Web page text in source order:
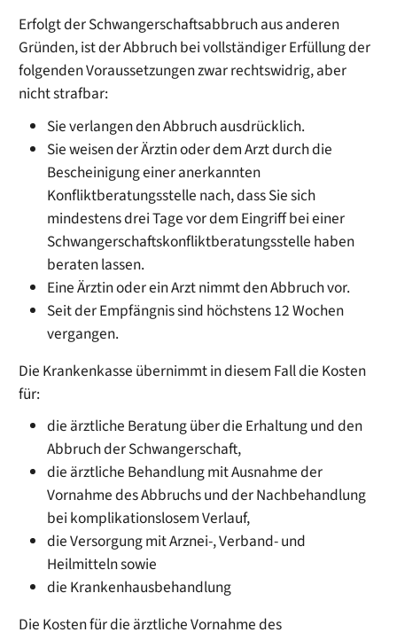
Erfolgt der Schwangerschaftsabbruch aus anderen
Gründen, ist der Abbruch bei vollständiger Erfüllung der
folgenden Voraussetzungen zwar rechtswidrig, aber
nicht strafbar:
Sie verlangen den Abbruch ausdrücklich.
Sie weisen der Ärztin oder dem Arzt durch die
Bescheinigung einer anerkannten
Konfliktberatungsstelle nach, dass Sie sich
mindestens drei Tage vor dem Eingriff bei einer
Schwangerschaftskonfliktberatungsstelle haben
beraten lassen.
Eine Ärztin oder ein Arzt nimmt den Abbruch vor.
Seit der Empfängnis sind höchstens 12 Wochen
vergangen.
Die Krankenkasse übernimmt in diesem Fall die Kosten
für:
die ärztliche Beratung über die Erhaltung und den
Abbruch der Schwangerschaft,
die ärztliche Behandlung mit Ausnahme der
Vornahme des Abbruchs und der Nachbehandlung
bei komplikationslosem Verlauf,
die Versorgung mit Arznei-, Verband- und
Heilmitteln sowie
die Krankenhausbehandlung
Die Kosten für die ärztliche Vornahme des